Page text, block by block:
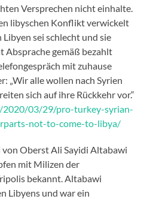
Versprechen nicht einhalte.
libyschen Konflikt verwickelt
sei schlecht und sie
Absprache gemäß bezahlt
mit zuhause
„Wir alle wollen nach Syrien
sich auf ihre Rückkehr vor.“
2020/03/29/pro-turkey-syrian-
not-to-come-to-libya/
von Oberst Ali Sayidi Altabawi
mit Milizen der
bekannt. Altabawi
Libyens und war ein